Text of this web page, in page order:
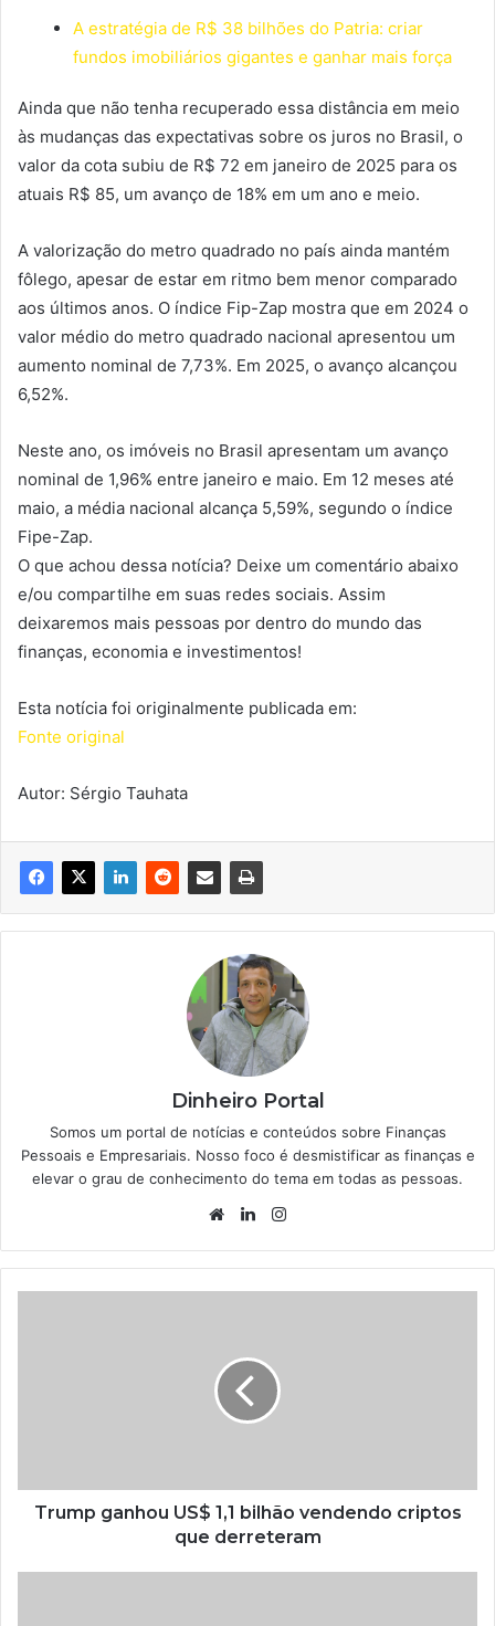
A estratégia de R$ 38 bilhões do Patria: criar
fundos imobiliários gigantes e ganhar mais força
Ainda que não tenha recuperado essa distância em meio
às mudanças das expectativas sobre os juros no Brasil, o
valor da cota subiu de R$ 72 em janeiro de 2025 para os
atuais R$ 85, um avanço de 18% em um ano e meio.
A valorização do metro quadrado no país ainda mantém
fôlego, apesar de estar em ritmo bem menor comparado
aos últimos anos. O índice Fip-Zap mostra que em 2024 o
valor médio do metro quadrado nacional apresentou um
aumento nominal de 7,73%. Em 2025, o avanço alcançou
6,52%.
Neste ano, os imóveis no Brasil apresentam um avanço
nominal de 1,96% entre janeiro e maio. Em 12 meses até
maio, a média nacional alcança 5,59%, segundo o índice
Fipe-Zap.
O que achou dessa notícia? Deixe um comentário abaixo
e/ou compartilhe em suas redes sociais. Assim
deixaremos mais pessoas por dentro do mundo das
finanças, economia e investimentos!
Esta notícia foi originalmente publicada em:
Fonte original
Autor: Sérgio Tauhata
Dinheiro Portal
Somos um portal de notícias e conteúdos sobre Finanças
Pessoais e Empresariais. Nosso foco é desmistificar as finanças e
elevar o grau de conhecimento do tema em todas as pessoas.
WebsiteLinkedin
Trump ganhou US$ 1,1 bilhão vendendo criptos
que derreteram